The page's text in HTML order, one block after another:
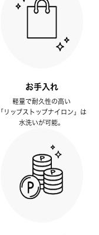
お手入れ
軽量で耐久性の高い
「リップストップナイロン」は
水洗いが可能。